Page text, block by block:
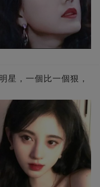
星，一個比一個狠，